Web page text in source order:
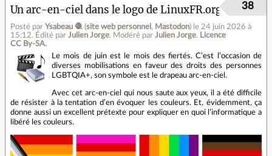
Un arc-en-ciel dans le logo de LinuxFR.org
Posté par Ysabeau 🧶 (site web personnel , Mastodon) le 24 juin 2026 à
15:12. Édité par Julien Jorge. Modéré par Julien Jorge. Licence
CC By‑SA.
38
Le mois de juin est le mois des fiertés. C’est l’occasion de
diverses mobilisations en faveur des droits des personnes
LGBTQIA+, son symbole est le drapeau arc-en-ciel.
Avec cet arc-en-ciel qui nous saute aux yeux, il a été difficile
de résister à la tentation d’en évoquer les couleurs. Et, évidemment, ça
donne aussi un excellent prétexte pour expliquer en quoi l’informatique a
libéré les couleurs.